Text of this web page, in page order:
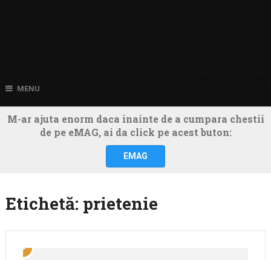
MENU
M-ar ajuta enorm daca inainte de a cumpara chestii
de pe eMAG, ai da click pe acest buton:
EMAG
Etichetă: prietenie